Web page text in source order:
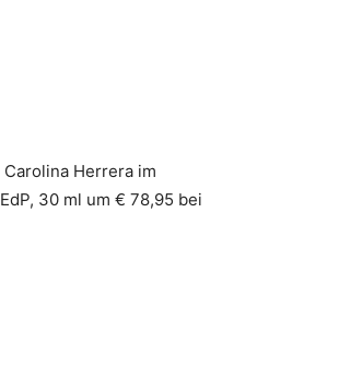
Carolina Herrera im
30 ml um € 78,95 bei